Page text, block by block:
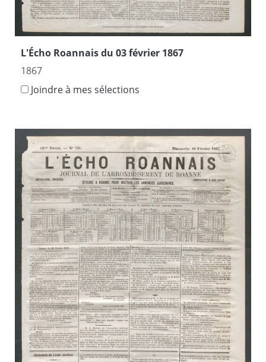
L'Écho Roannais du 03 février 1867
1867
Joindre à mes sélections